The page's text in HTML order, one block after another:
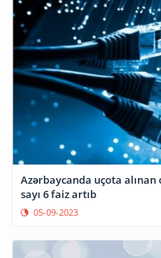
Azərbaycanda uçota
sayı 6 faiz artıb
05-09-2023